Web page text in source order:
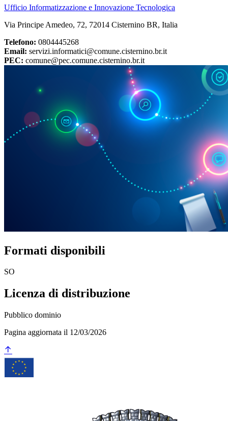
Ufficio Informatizzazione e Innovazione Tecnologica
Via Principe Amedeo, 72, 72014 Cisternino BR, Italia
Telefono: 0804445268
Email: servizi.informatici@comune.cisternino.br.it
PEC: comune@pec.comune.cisternino.br.it
Formati disponibili
SO
Licenza di distribuzione
Pubblico dominio
Pagina aggiornata il 12/03/2026